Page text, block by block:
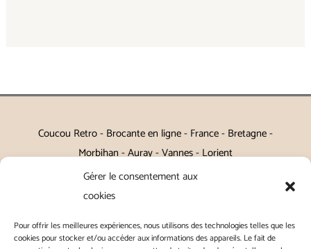
Gérer le consentement aux
cookies
Pour offrir les meilleures expériences, nous utilisons des technologies telles que les
cookies pour stocker et/ou accéder aux informations des appareils. Le fait de
Coucou Retro - Brocante en ligne - France - Bretagne -
Morbihan - Auray - Vannes - Lorient
Petits meubles, décoration, miroirs, luminaires, Art de la table
Campagne Chic, Kitch